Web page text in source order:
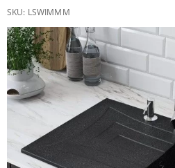
SKU: LSWIMMM